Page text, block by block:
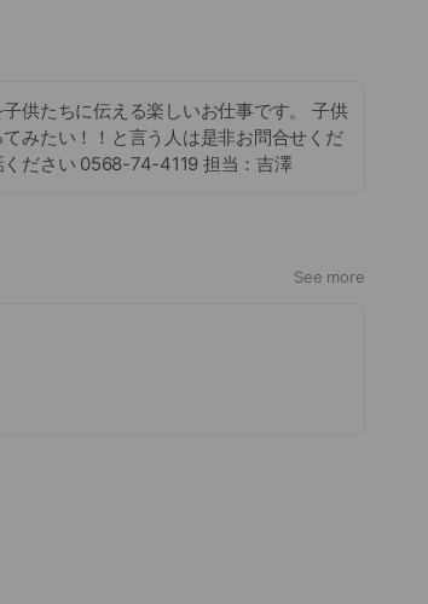
供たちに伝える楽しいお仕事です。 子供
みたい！！と言う人は是非お問合せくだ
ださい 0568-74-4119 担当：吉澤
See more